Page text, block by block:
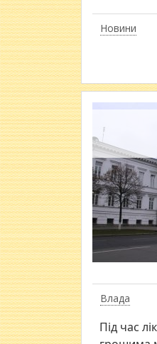
Новини
Влада
Під час